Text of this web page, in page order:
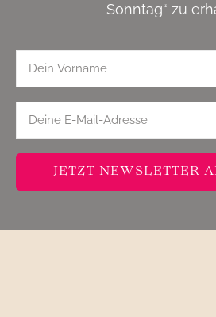
Sonntag“ zu
JETZT NEWSLETTER